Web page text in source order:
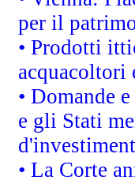
per il
• Prodotti
acquacoltori
• Domande
e gli Stati
• La Corte